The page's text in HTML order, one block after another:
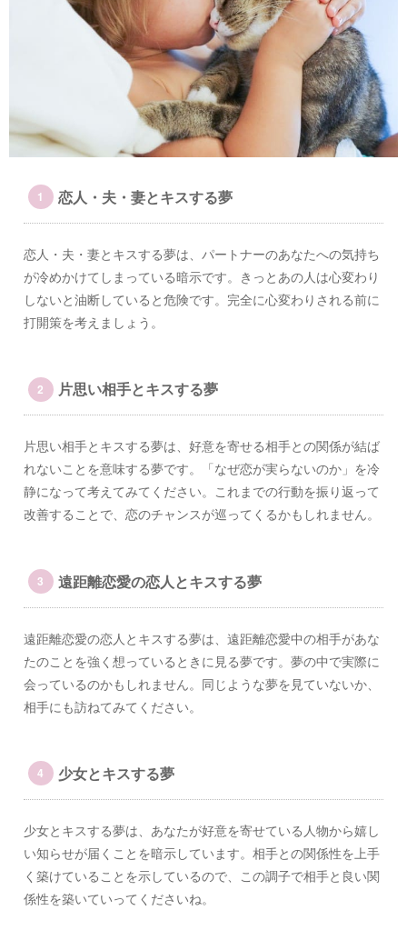
恋人・夫・妻とキスする夢
恋人・夫・妻とキスする夢は、パートナーのあなたへの気持ち
が冷めかけてしまっている暗示です。きっとあの人は心変わり
しないと油断していると危険です。完全に心変わりされる前に
打開策を考えましょう。
片思い相手とキスする夢
片思い相手とキスする夢は、好意を寄せる相手との関係が結ば
れないことを意味する夢です。「なぜ恋が実らないのか」を冷
静になって考えてみてください。これまでの行動を振り返って
改善することで、恋のチャンスが巡ってくるかもしれません。
遠距離恋愛の恋人とキスする夢
遠距離恋愛の恋人とキスする夢は、遠距離恋愛中の相手があな
たのことを強く想っているときに見る夢です。夢の中で実際に
会っているのかもしれません。同じような夢を見ていないか、
相手にも訪ねてみてください。
少女とキスする夢
少女とキスする夢は、あなたが好意を寄せている人物から嬉し
い知らせが届くことを暗示しています。相手との関係性を上手
く築けていることを示しているので、この調子で相手と良い関
係性を築いていってくださいね。